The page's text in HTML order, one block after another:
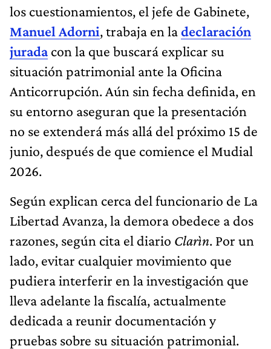
los cuestionamientos, el jefe de Gabinete,
Manuel Adorni, trabaja en ladeclaración
juradacon la que buscará explicar su
situación patrimonial ante la Oficina
Anticorrupción. Aún sin fecha definida, en
su entorno aseguran que la presentación
no se extenderá más allá del próximo 15 de
junio, después de que comience el Mudial
2026.
Según explican cerca del funcionario de La
Libertad Avanza, la demora obedece a dos
razones, según cita el diario Clarìn. Por un
lado, evitar cualquier movimiento que
pudiera interferir en la investigación que
lleva adelante la fiscalía, actualmente
dedicada a reunir documentación y
pruebas sobre su situación patrimonial.